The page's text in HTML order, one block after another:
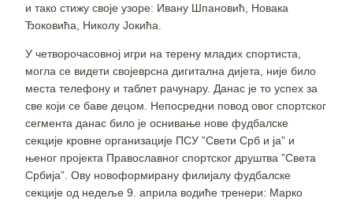
и тако стижу своје узоре: Ивану Шпановић, Новака
Ђоковића, Николу Јокића.
У четворочасовној игри на терену младих спортиста,
могла се видети својеврсна дигитална дијета, није било
места телефону и таблет рачунару. Данас је то успех за
све који се баве децом. Непосредни повод овог спортског
сегмента данас било је оснивање нове фудбалске
секције кровне организације ПСУ ”Свети Срб и ја” и
њеног пројекта Православног спортског друштва ”Света
Србија”. Ову новоформирану филијалу фудбалске
секције од недеље 9. априла водиће тренери: Марко